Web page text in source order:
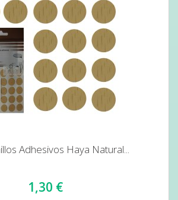
Adhesivos Haya Natural...
1,30 €